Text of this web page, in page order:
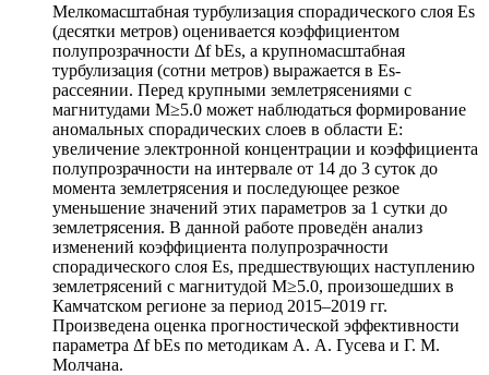
Мелкомасштабная турбулизация спорадического слоя Es
(десятки метров) оценивается коэффициентом
полупрозрачности Δf bEs, а крупномасштабная
турбулизация (сотни метров) выражается в Es-
рассеянии. Перед крупными землетрясениями с
магнитудами M≥5.0 может наблюдаться формирование
аномальных спорадических слоев в области E:
увеличение электронной концентрации и коэффициента
полупрозрачности на интервале от 14 до 3 суток до
момента землетрясения и последующее резкое
уменьшение значений этих параметров за 1 сутки до
землетрясения. В данной работе проведён анализ
изменений коэффициента полупрозрачности
спорадического слоя Es, предшествующих наступлению
землетрясений с магнитудой M≥5.0, произошедших в
Камчатском регионе за период 2015–2019 гг.
Произведена оценка прогностической эффективности
параметра Δf bEs по методикам А. А. Гусева и Г. М.
Молчана.